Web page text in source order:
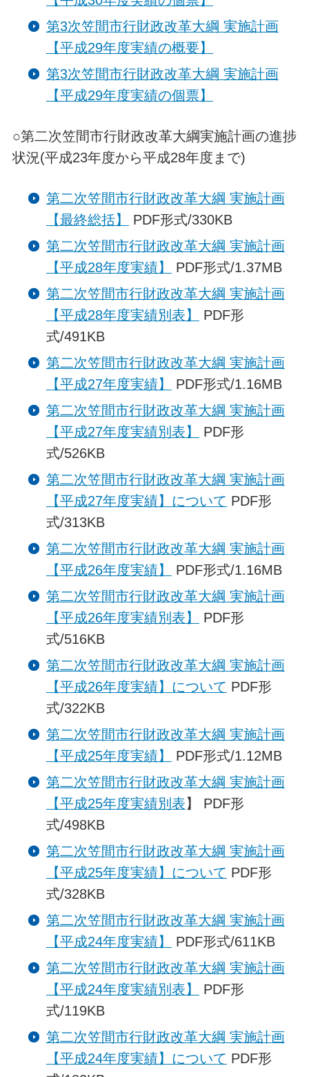
第3次笠間市行財政改革大綱 実施計画
【平成29年度実績の概要】
第3次笠間市行財政改革大綱 実施計画
【平成29年度実績の個票】
○第二次笠間市行財政改革大綱実施計画の進捗
状況(平成23年度から平成28年度まで)
第二次笠間市行財政改革大綱 実施計画
【最終総括】
PDF形式/330KB
第二次笠間市行財政改革大綱 実施計画
【平成28年度実績】
PDF形式/1.37MB
第二次笠間市行財政改革大綱 実施計画
【平成28年度実績別表】
PDF形
式/491KB
第二次笠間市行財政改革大綱 実施計画
【平成27年度実績】
PDF形式/1.16MB
第二次笠間市行財政改革大綱 実施計画
【平成27年度実績別表】
PDF形
式/526KB
第二次笠間市行財政改革大綱 実施計画
【平成27年度実績】について PDF形
式/313KB
第二次笠間市行財政改革大綱 実施計画
【平成26年度実績】
PDF形式/1.16MB
第二次笠間市行財政改革大綱 実施計画
【平成26年度実績別表】
PDF形
式/516KB
第二次笠間市行財政改革大綱 実施計画
【平成26年度実績】について PDF形
式/322KB
第二次笠間市行財政改革大綱 実施計画
【平成25年度実績】
PDF形式/1.12MB
第二次笠間市行財政改革大綱 実施計画
【平成25年度実績別表】 PDF形
式/498KB
第二次笠間市行財政改革大綱 実施計画
【平成25年度実績】について PDF形
式/328KB
第二次笠間市行財政改革大綱 実施計画
【平成24年度実績】
PDF形式/611KB
第二次笠間市行財政改革大綱 実施計画
【平成24年度実績別表】
PDF形
式/119KB
第二次笠間市行財政改革大綱 実施計画
【平成24年度実績】について PDF形